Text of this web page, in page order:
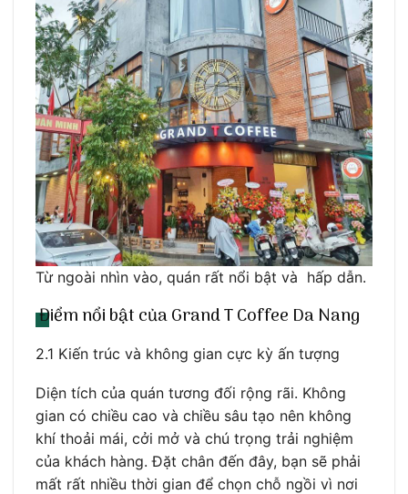
Từ ngoài nhìn vào, quán rất nổi bật và hấp dẫn.
Điểm nổi bật của Grand T Coffee Da Nang
2.1 Kiến trúc và không gian cực kỳ ấn tượng
Diện tích của quán tương đối rộng rãi. Không
gian có chiều cao và chiều sâu tạo nên không
khí thoải mái, cởi mở và chú trọng trải nghiệm
của khách hàng. Đặt chân đến đây, bạn sẽ phải
mất rất nhiều thời gian để chọn chỗ ngồi vì nơi